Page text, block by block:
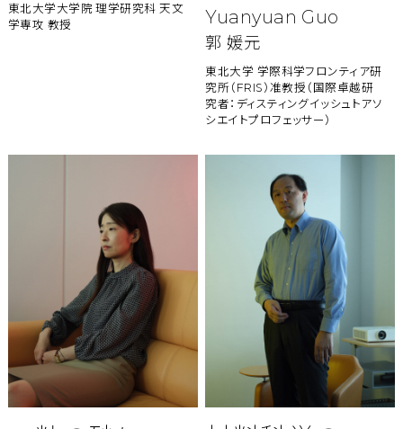
東北大学大学院 理学研究科 天文
学専攻 教授
Yuanyuan Guo
郭 媛元
東北大学 学際科学フロンティア研
究所（FRIS）准教授（国際卓越研
究者：ディスティングイッシュトアソ
シエイトプロフェッサー）